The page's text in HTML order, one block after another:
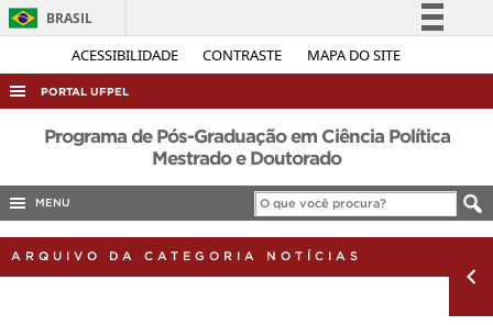
ACESSIBILIDADE CONTRASTE MAPA DO SITE
BRASIL
Simplifique!
Acesso à informação
Legislação
Canais
PORTAL UFPEL
ACESSO À INFORMAÇÃO
COBALTO
CONCURSOS
EDITAIS
Programa de Pós-Graduação em Ciência Política
Mestrado e Doutorado
MENU
ARQUIVO DA CATEGORIA NOTÍCIAS